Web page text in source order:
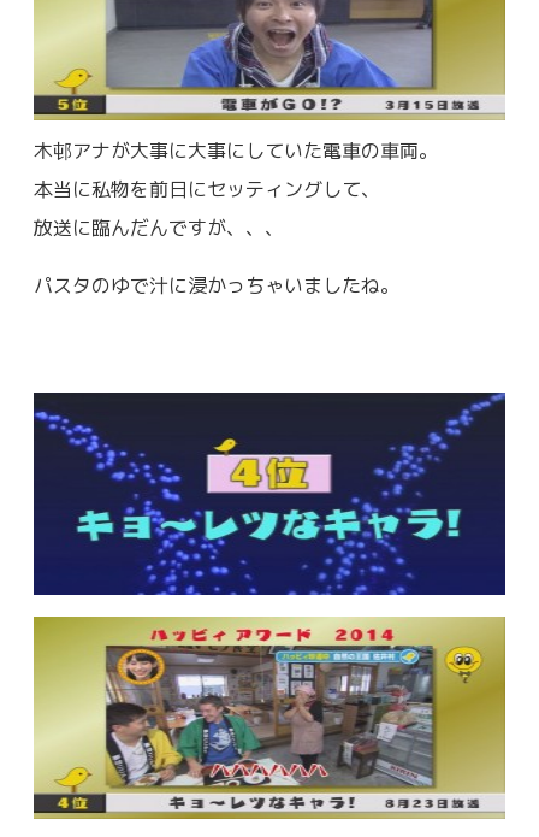
木邨アナが大事に大事にしていた電車の車両。
本当に私物を前日にセッティングして、
放送に臨んだんですが、、、
パスタのゆで汁に浸かっちゃいましたね。